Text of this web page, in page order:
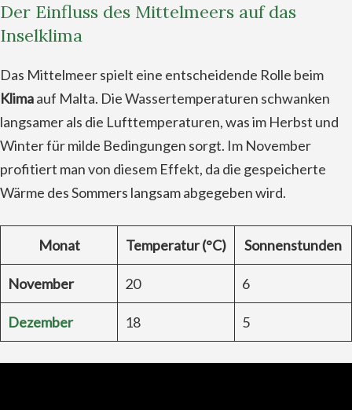
Der Einfluss des Mittelmeers auf das
Inselklima
Das Mittelmeer spielt eine entscheidende Rolle beim
Klimaauf Malta. Die Wassertemperaturen schwanken
langsamer als die Lufttemperaturen, was im Herbst und
Winter für milde Bedingungen sorgt. Im November
profitiert man von diesem Effekt, da die gespeicherte
Wärme des Sommers langsam abgegeben wird.
Monat Temperatur (°C) Sonnenstunden
November 20 6
Dezember 18 5